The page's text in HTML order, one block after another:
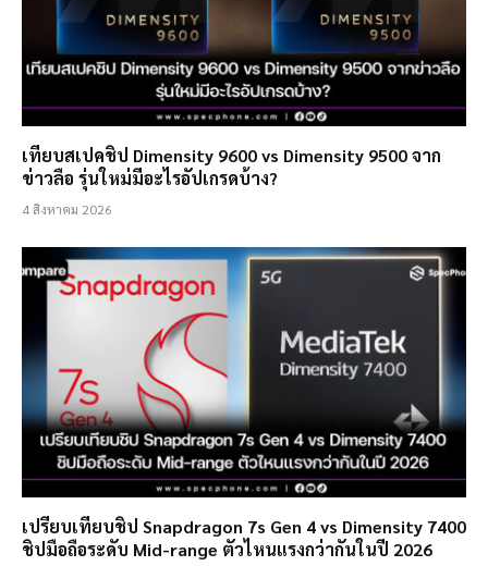
เทียบสเปคชิป Dimensity 9600 vs Dimensity 9500 จาก
ข่าวลือ รุ่นใหม่มีอะไรอัปเกรดบ้าง?
4 สิงหาคม 2026
เปรียบเทียบชิป Snapdragon 7s Gen 4 vs Dimensity 7400
ชิปมือถือระดับ Mid-range ตัวไหนแรงกว่ากันในปี 2026